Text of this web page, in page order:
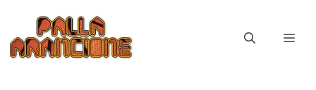
contenuto